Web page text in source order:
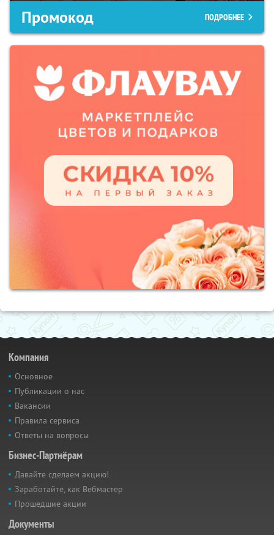
Промокод ПОДРОБНЕЕ
Компания
Основное
Публикации о нас
Вакансии
Правила сервиса
Ответы на вопросы
Бизнес-Партнёрам
Давайте сделаем акцию!
Заработайте, как Вебмастер
Прошедшие акции
Документы